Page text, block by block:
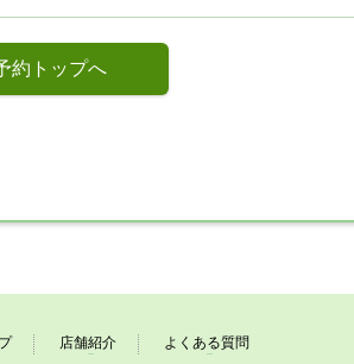
約トップへ
店舗紹介 よくある質問